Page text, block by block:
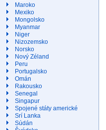
Maroko
Mexiko
Mongolsko
Myanmar
Niger
Nizozemsko
Norsko
Nový Zéland
Peru
Portugalsko
Omán
Rakousko
Senegal
Singapur
Spojené státy americké
Srí Lanka
Súdán